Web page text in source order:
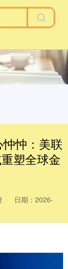
忡：美联
塑全球金
日期：2026-